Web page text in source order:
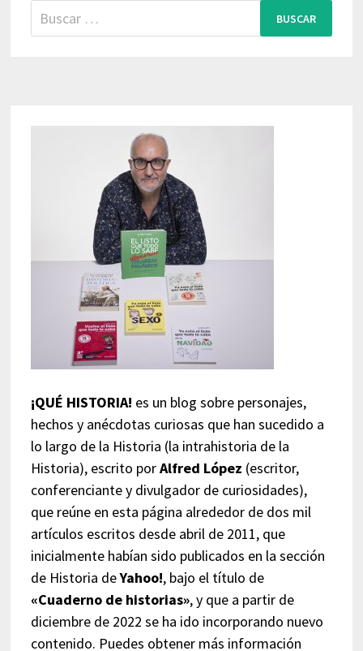
Buscar:
¡QUÉ HISTORIA! es un blog sobre personajes,
hechos y anécdotas curiosas que han sucedido a
lo largo de la Historia (la intrahistoria de la
Historia), escrito porAlfred López (escritor,
conferenciante y divulgador de curiosidades),
que reúne en esta página alrededor de dos mil
artículos escritos desde abril de 2011, que
inicialmente habían sido publicados en la sección
de Historia deYahoo!, bajo el título de
«Cuaderno de historias», y que a partir de
diciembre de 2022 se ha ido incorporando nuevo
contenido. Puedes obtener más información